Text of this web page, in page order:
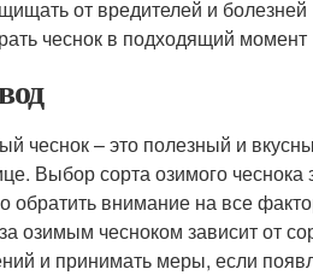
от вредителей и болезней
чеснок в подходящий момент
чеснок – это полезный и
Выбор сорта озимого
обратить внимание на все
озимым чесноком зависит от
и принимать меры, если